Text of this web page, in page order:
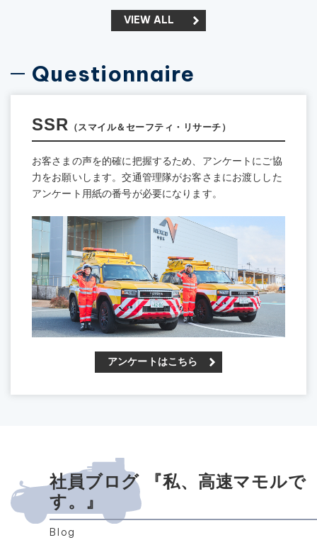
VIEW ALL
Questionnaire
SSR （スマイル＆セーフティ・リサーチ）
お客さまの声を的確に把握するため、アンケートにご協
力をお願いします。交通管理隊がお客さまにお渡しした
アンケート用紙の番号が必要になります。
アンケートはこちら
社員ブログ 『私、高速マモルで
す。』
Blog